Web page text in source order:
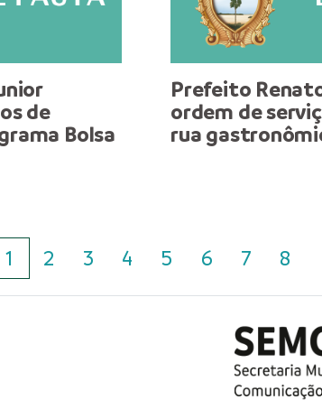
de
Bolsa
Prefeito
ordem de
rua
1 2 3 4 5 6 7 8